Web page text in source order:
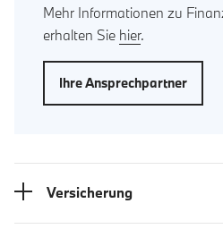
Mehr Informationen zu
erhalten Sie hier.
Ihre Ansprechpartner
Versicherung